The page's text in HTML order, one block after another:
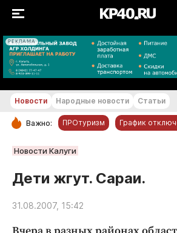
РЕКЛАМА
+21...+22 °С
РУБРИКИ
Новости компаний
Статьи
Народные новости
Новости Народные новости Статьи
Важно: ПРОтуризм График
Новости Калуги
Дети жгут. Сараи.
31.08.2007, 15:42